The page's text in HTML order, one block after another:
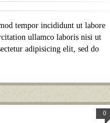
tempor incididunt ut labore
ullamco laboris nisi ut
adipisicing elit, sed do
0